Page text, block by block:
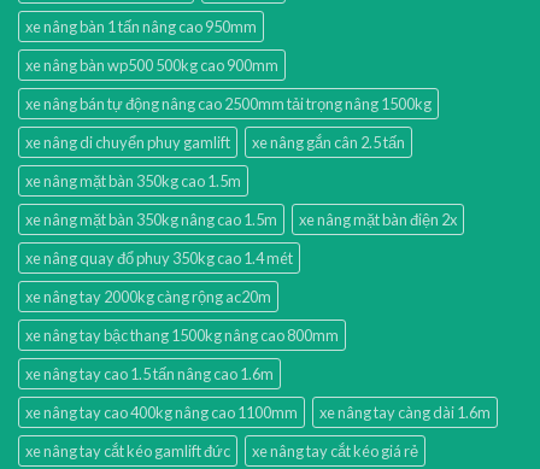
xe nâng bàn 1 tấn nâng cao 950mm
xe nâng bàn wp500 500kg cao 900mm
xe nâng bán tự động nâng cao 2500mm tải trọng nâng 1500kg
xe nâng di chuyển phuy gamlift
xe nâng gắn cân 2.5 tấn
xe nâng mặt bàn 350kg cao 1.5m
xe nâng mặt bàn 350kg nâng cao 1.5m
xe nâng mặt bàn điện 2x
xe nâng quay đổ phuy 350kg cao 1.4 mét
xe nâng tay 2000kg càng rộng ac20m
xe nâng tay bậc thang 1500kg nâng cao 800mm
xe nâng tay cao 1.5 tấn nâng cao 1.6m
xe nâng tay cao 400kg nâng cao 1100mm
xe nâng tay càng dài 1.6m
xe nâng tay cắt kéo gamlift đức
xe nâng tay cắt kéo giá rẻ